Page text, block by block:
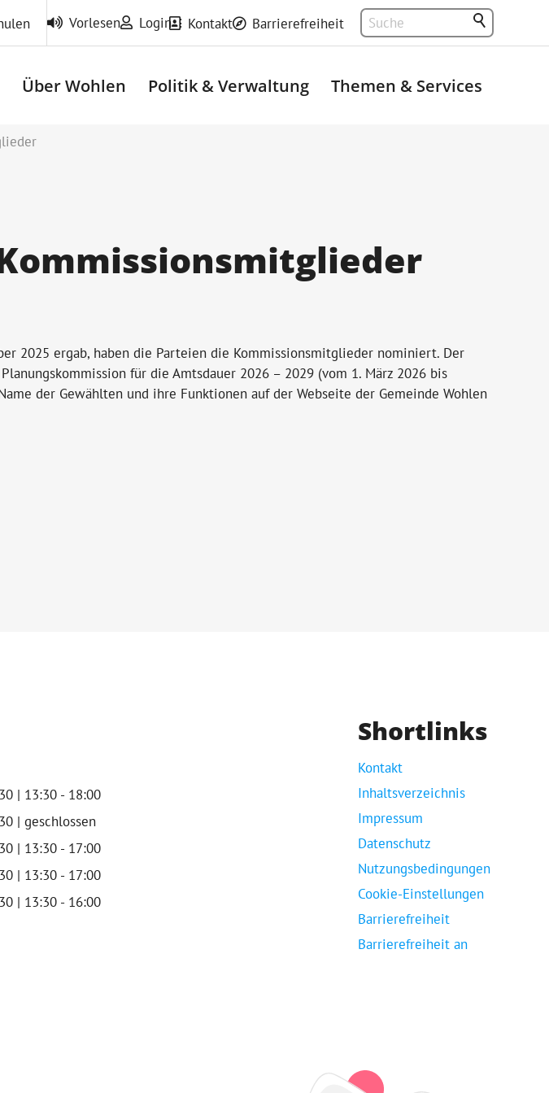
Barrierefreiheit
Kontakt
Login
Vorlesen
Über Wohlen Politik & Verwaltung Themen & Services
2025 ergab, haben die Parteien die Kommissionsmitglieder nominiert. Der
für die Amtsdauer 2026 – 2029 (vom 1. März 2026 bis
der Gewählten und ihre Funktionen auf der Webseite der Gemeinde Wohlen
| 13:30 - 18:00
| geschlossen
| 13:30 - 17:00
| 13:30 - 17:00
| 13:30 - 16:00
Shortlinks
Kontakt
Inhaltsverzeichnis
Impressum
Datenschutz
Nutzungsbedingungen
Cookie-Einstellungen
Barrierefreiheit
Barrierefreiheit an